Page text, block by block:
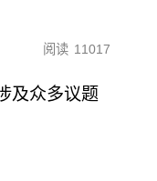
阅读 11017
及众多议题